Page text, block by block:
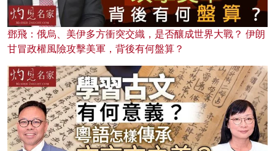
鄧飛：俄烏、美伊多方衝突交織，是否釀成世界大戰？ 伊朗
甘冒政權風險攻擊美軍，背後有何盤算？